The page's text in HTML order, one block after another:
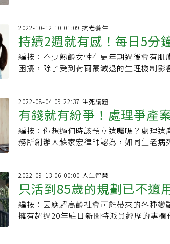
2022-10-12 10:01:09 抗老養生
持續2週就有感！每日5分
進新陳代謝還能緊實臉部
編按：不少熟齡女性在更年期過後會有
困擾，除了受到荷爾蒙減退的生理機制
2022-08-04 09:22:37 生死議題
有錢就有紛爭！處理爭產
讓最愛的家人為難
編按：你想過何時該預立遺囑嗎？處理
務所創辦人蘇家宏律師認為，如同生老
2022-09-13 06:00:00 人生智慧
只活到85歲的規劃已不適
比大家認為的更重要
編按：因應超高齡社會可能帶來的各種變
擁有超過20年駐日新聞特派員經歷的專